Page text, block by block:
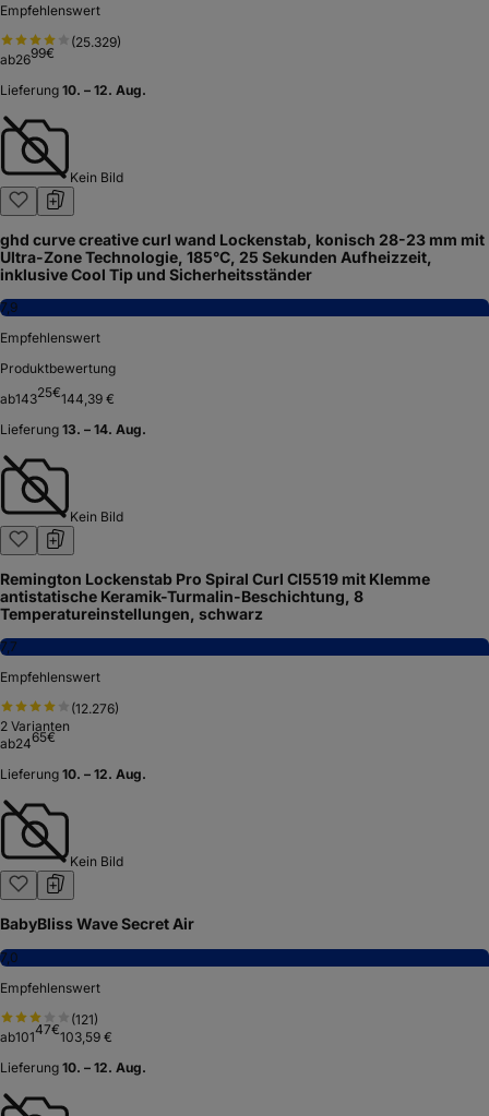
Empfehlenswert
(25.329)
ab2699€
Lieferung 10. – 12. Aug.
Kein Bild
ghd curve creative curl wand Lockenstab, konisch 28-23 mm mit
Ultra-Zone Technologie, 185°C, 25 Sekunden Aufheizzeit,
inklusive Cool Tip und Sicherheitsständer
7,9
Empfehlenswert
Produktbewertung
ab14325€144,39 €
Lieferung 13. – 14. Aug.
Kein Bild
Remington Lockenstab Pro Spiral Curl CI5519 mit Klemme
antistatische Keramik-Turmalin-Beschichtung, 8
Temperatureinstellungen, schwarz
7,7
Empfehlenswert
(12.276)
2 Varianten
ab2465€
Lieferung 10. – 12. Aug.
Kein Bild
BabyBliss Wave Secret Air
7,0
Empfehlenswert
(121)
ab10147€103,59 €
Lieferung 10. – 12. Aug.